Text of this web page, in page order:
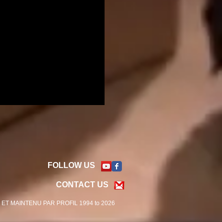
FOLLOW US
CONTACT US
MAINTENU PAR PROFIL 1994 to 2026